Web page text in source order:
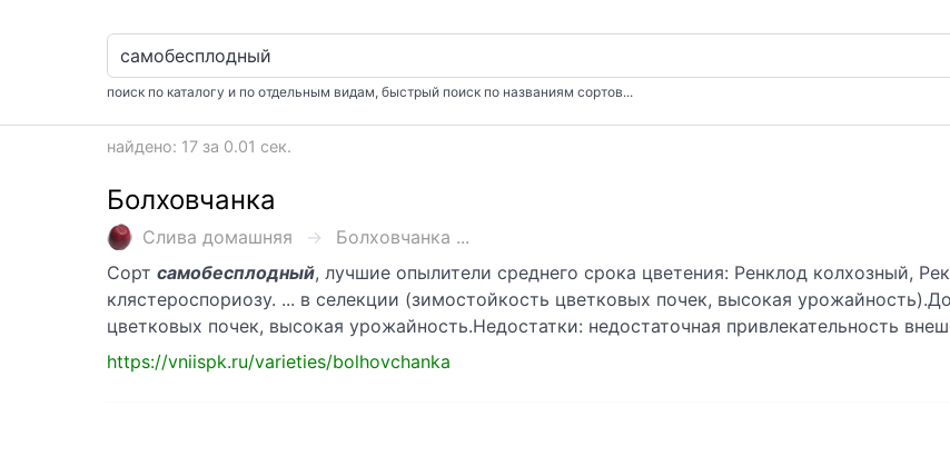
поиск по каталогу и по отдельным видам, быстрый поиск по названиям сортов...
найдено: 17 за 0.01 сек.
Болховчанка
Слива домашняя
Болховчанка ...
Сорт самобесплодный, лучшие опылители среднего срока цветения: Ренклод колхозный,
клястероспориозу. ... в селекции (зимостойкость цветковых почек, высокая
цветковых почек, высокая урожайность.Недостатки: недостаточная привлекательность
https://vniispk.ru/varieties/bolhovchanka